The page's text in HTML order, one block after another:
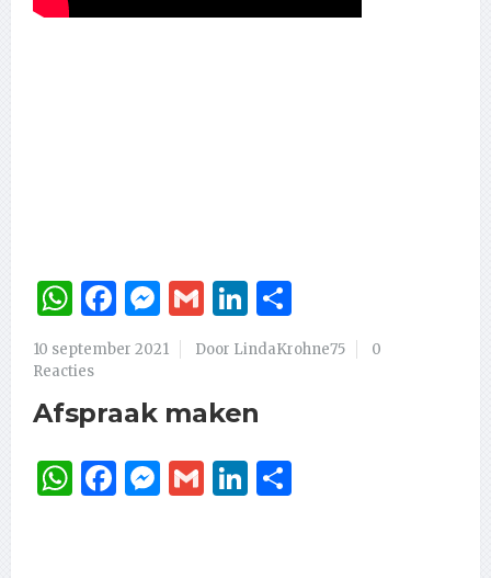
WhatsApp
Facebook
Messenger
GmailLinkedIn
10 september 2021 Door LindaKrohne75
0
Reacties
Afspraak maken
WhatsApp
Facebook
Messenger
GmailLinkedIn